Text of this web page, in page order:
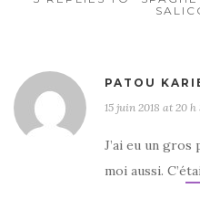
PATOU
15 juin 2018 at 20 h
J’ai eu un gros
moi aussi.